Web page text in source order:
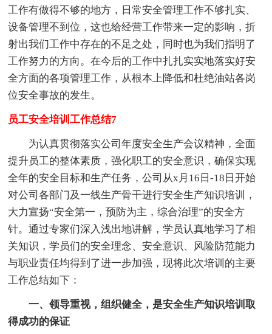
工作有做得不够的地方，日常安全管理工作不够扎实、
设备管理不到位，这也给经营工作带来一定的影响，折
射出我们工作中存在的不足之处，同时也为我们指明了
工作努力的方向。在今后的工作中扎扎实实地落实好安
全方面的各项管理工作，从根本上降低和杜绝油站各岗
位安全事故的发生。
员工安全培训工作总结7
为认真贯彻落实公司年度安全生产会议精神，全面
提升员工的整体素质，强化职工的安全意识，确保实现
全年的安全目标和生产任务，公司从x月16日-18日开始
对公司各部门及一线生产骨干进行安全生产知识培训，
大力宣扬“安全第一，预防为主，综合治理”的安全方
针。通过专家们深入浅出地讲解，学员认真地学习了相
关知识，学员们的安全理念、安全意识、风险防范能力
与职业责任均得到了进一步加强，现将此次培训的主要
工作总结如下：
一、领导重视，组织健全，是安全生产知识培训取
得成功的保证